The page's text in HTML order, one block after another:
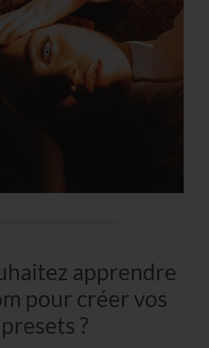
apprendre
pour créer vos
?